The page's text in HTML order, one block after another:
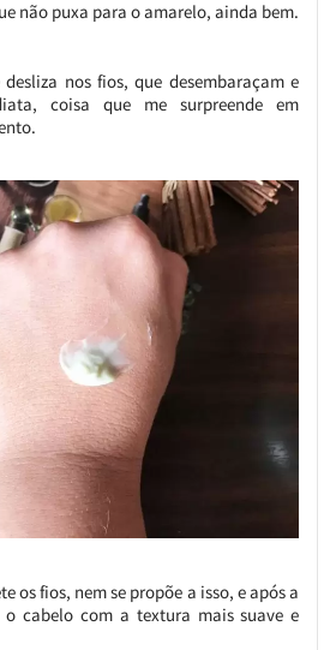
não puxa para o amarelo, ainda bem.
nos fios, que desembaraçam e
coisa que me surpreende em
os fios, nem se propõe a isso, e após a
o cabelo com a textura mais suave e